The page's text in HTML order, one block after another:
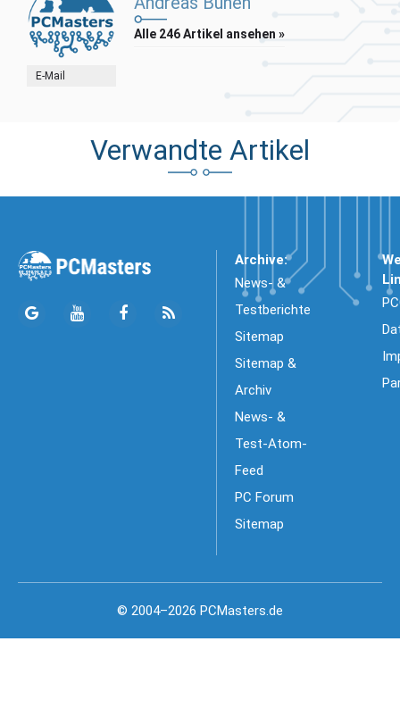
E-Mail
Alle 246 Artikel ansehen »
Verwandte Artikel
Archive:
News- &
Testberichte
Sitemap
Sitemap &
Archiv
News- &
Test-Atom-
Feed
PC Forum
Sitemap
© 2004–2026 PCMasters.de